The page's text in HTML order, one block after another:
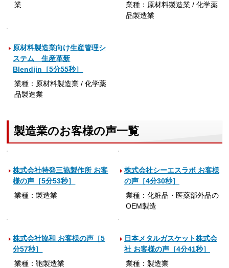
業
業種：原材料製造業 / 化学薬
品製造業
原材料製造業向け生産管理シ
ステム 生産革新
Blendjin［5分55秒］
業種：原材料製造業 / 化学薬
品製造業
製造業のお客様の声一覧
株式会社特発三協製作所 お客
様の声［5分53秒］
業種：製造業
株式会社シーエスラボ お客様
の声［4分30秒］
業種：化粧品・医薬部外品の
OEM製造
株式会社協和 お客様の声［5
分57秒］
業種：鞄製造業
日本メタルガスケット株式会
社 お客様の声［4分41秒］
業種：製造業